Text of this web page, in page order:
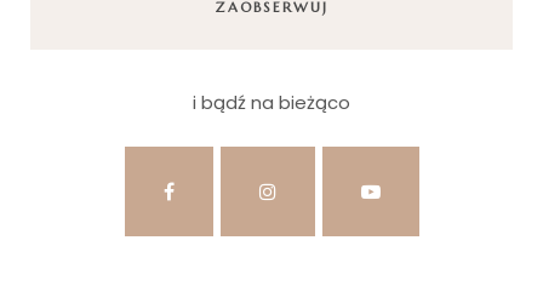
ZAOBSERWUJ
i bądź na bieżąco